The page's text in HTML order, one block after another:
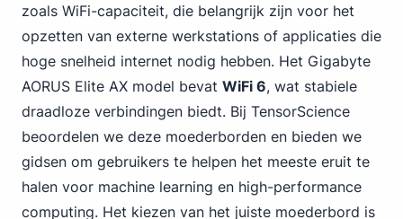
zoals WiFi-capaciteit, die belangrijk zijn voor het
opzetten van externe werkstations of applicaties die
hoge snelheid internet nodig hebben. Het Gigabyte
AORUS Elite AX model bevat WiFi 6, wat stabiele
draadloze verbindingen biedt. Bij TensorScience
beoordelen we deze moederborden en bieden we
gidsen om gebruikers te helpen het meeste eruit te
halen voor machine learning en high-performance
computing. Het kiezen van het juiste moederbord is